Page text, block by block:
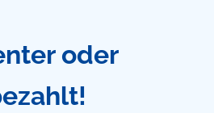
oder